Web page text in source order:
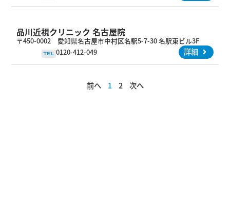
品川近視クリニック 名古屋院
〒450-0002 愛知県名古屋市中村区名駅5-7-30 名駅東ビル3F
TEL 0120-412-049 詳細
前へ 1 2 次へ